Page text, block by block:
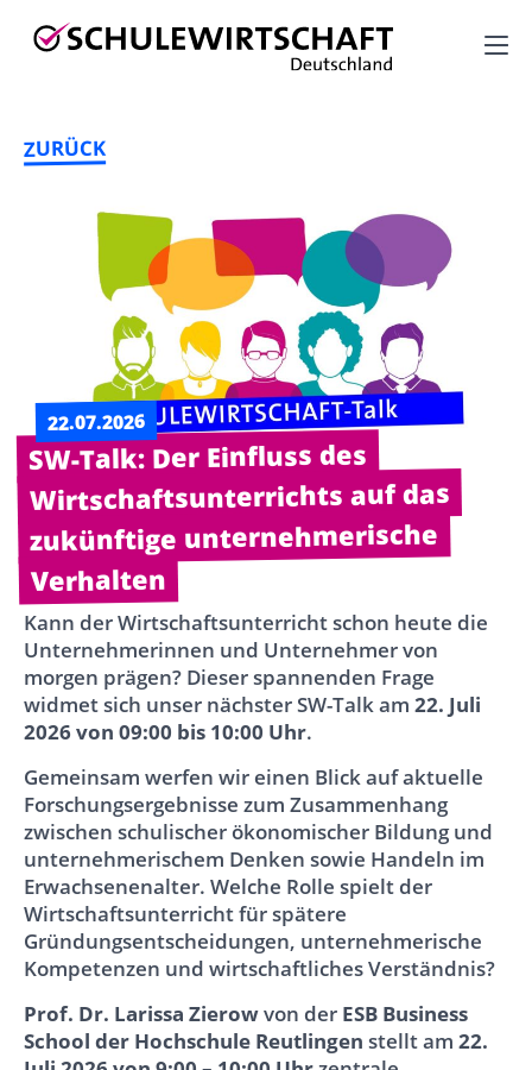
ZURÜCK
22.07.2026
SW-Talk: Der Einfluss des
Wirtschaftsunterrichts auf das
zukünftige unternehmerische
Verhalten
Kann der Wirtschaftsunterricht schon heute die
Unternehmerinnen und Unternehmer von
morgen prägen? Dieser spannenden Frage
widmet sich unser nächster SW-Talk am 22. Juli
2026 von 09:00 bis 10:00 Uhr.
Gemeinsam werfen wir einen Blick auf aktuelle
Forschungsergebnisse zum Zusammenhang
zwischen schulischer ökonomischer Bildung und
unternehmerischem Denken sowie Handeln im
Erwachsenenalter. Welche Rolle spielt der
Wirtschaftsunterricht für spätere
Gründungsentscheidungen, unternehmerische
Kompetenzen und wirtschaftliches Verständnis?
Prof. Dr. Larissa Zierowvon der ESB Business
School der Hochschule Reutlingen stellt am 22.